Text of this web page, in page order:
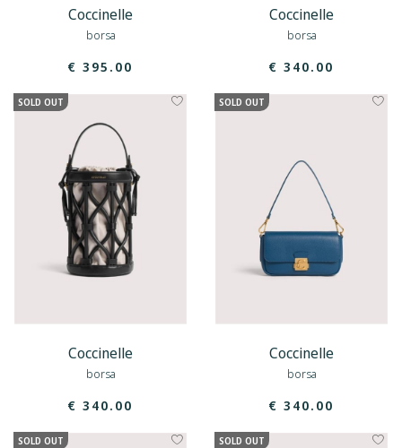
Coccinelle
borsa
€ 395.00
Coccinelle
borsa
€ 340.00
SOLD OUT
Coccinelle
borsa
€ 340.00
SOLD OUT
Coccinelle
borsa
€ 340.00
SOLD OUT SOLD OUT